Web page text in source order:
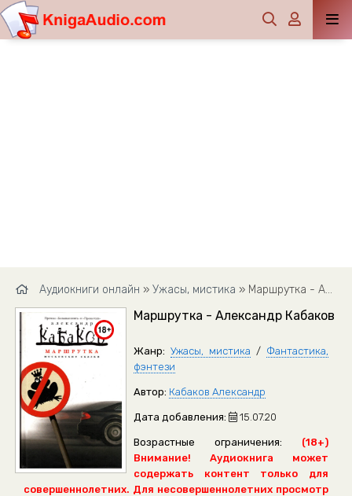
Аудиокниги онлайн » Ужасы, мистика » Маршрутка - Александр Кабаков
Маршрутка - Александр Кабаков
Жанр: Ужасы, мистика / Фантастика,
фэнтези
Автор: Кабаков Александр
Дата добавления: 15.07.20
Возрастные ограничения:
(18+)
Внимание! Аудиокнига может
содержать контент только для
совершеннолетних. Для несовершеннолетних просмотр